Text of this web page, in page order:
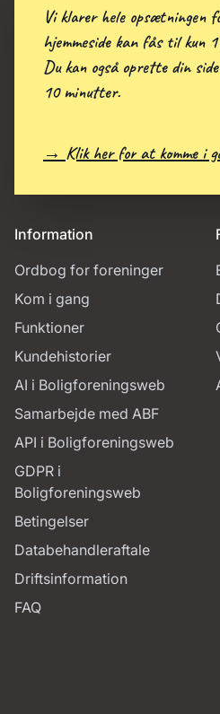
Information
Ordbog for foreninger
Kom i gang
Funktioner
Kundehistorier
AI i Boligforeningsweb
Samarbejde med ABF
API i Boligforeningsweb
GDPR i
Boligforeningsweb
Betingelser
Databehandleraftale
Driftsinformation
FAQ
Vi klarer hele opsætningen
hjemmeside kan fås til kun
Du kan også oprette din
10 minutter.
→ Klik her for at komme i